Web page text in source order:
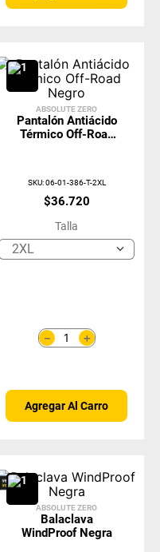
ABSOLUTE ZERO
Pantalón Antiácido
Térmico Off-Road
SKU:06-01-386-T-2XL
$36.720
Talla
2XL
＋
－
Agregar Al Carro
ABSOLUTE ZERO
Balaclava
WindProof Negra